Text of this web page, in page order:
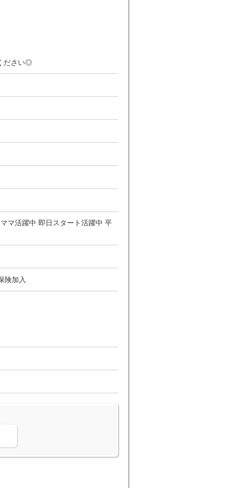
ださい◎
マ活躍中 即日スタート活躍中 平
険加入